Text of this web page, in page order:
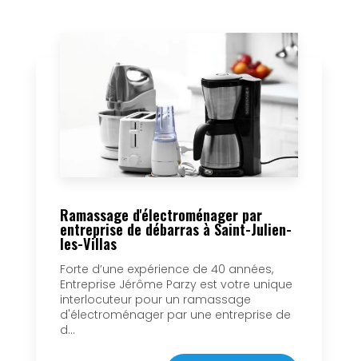
Ramassage d'électroménager par
entreprise de débarras à Saint-Julien-
les-Villas
Forte d’une expérience de 40 années,
Entreprise Jérôme Parzy est votre unique
interlocuteur pour un ramassage
d'électroménager par une entreprise de
d...